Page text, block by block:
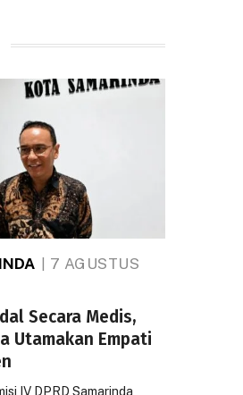
7 AGUSTUS
Secara Medis,
Utamakan Empati
IV DPRD Samarinda